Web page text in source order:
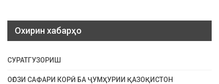
Охирин хабарҳо
СУРАТГУЗОРИШ
ОҒОЗИ САФАРИ КОРӢ БА ҶУМҲУРИИ ҚАЗОҚИСТОН